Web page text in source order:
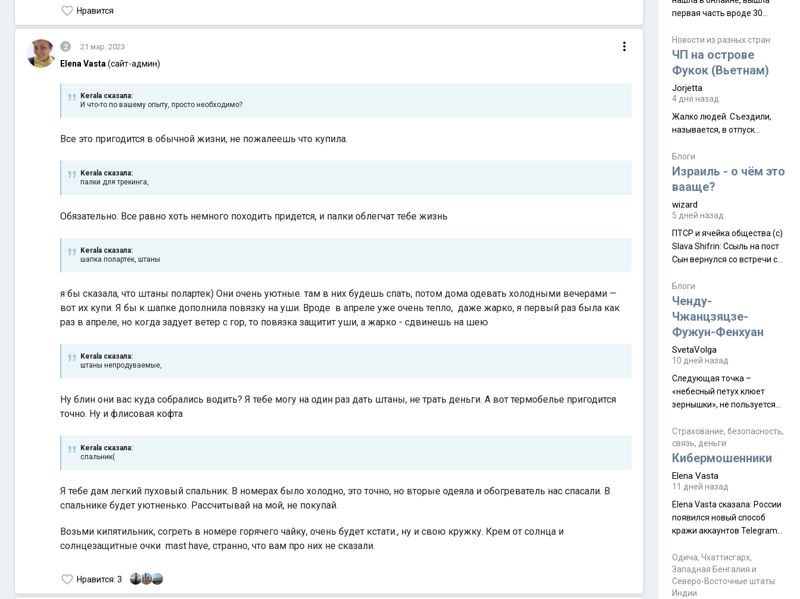
Нравится
2 21 мар. 2023
Elena Vasta (сайт-админ)
Kerala сказалa:
И что-то по вашему опыту, просто необходимо?
Все это пригодится в обычной жизни, не пожалеешь что купила.
Kerala сказалa:
палки для трекинга,
Обязательно. Все равно хоть немного походить придется, и палки облегчат тебе жизнь
Kerala сказалa:
шапка полартек, штаны
я бы сказала, что штаны полартек) Они очень уютные. там в них будешь спать, потом дома одевать холодными вечерами —
вот их купи. Я бы к шапке дополнила повязку на уши. Вроде в апреле уже очень тепло, даже жарко, я первый раз была как
раз в апреле, но когда задует ветер с гор, то повязка защитит уши, а жарко - сдвинешь на шею
Kerala сказалa:
штаны непродуваемые,
Ну блин они вас куда собрались водить? Я тебе могу на один раз дать штаны, не трать деньги. А вот термобелье пригодится
точно. Ну и флисовая кофта
Kerala сказалa:
спальник(
Я тебе дам легкий пуховый спальник. В номерах было холодно, это точно, но вторые одеяла и обогреватель нас спасали. В
спальнике будет уютненько. Рассчитывай на мой, не покупай.
Возьми кипятильник, согреть в номере горячего чайку, очень будет кстати., ну и свою кружку. Крем от солнца и
солнцезащитные очки mast have, странно, что вам про них не сказали.
Нравится: 3
первая часть вроде 30
Дивали 8 ноября.
Новости из разных стран
ЧП на острове
Фукок (Вьетнам)
Jorjetta
4 дня назад
Жалко людей. Съездили,
называется, в отпуск...
Блоги
Израиль - о чём это
вааще?
wizard
5 дней назад
ПТСР и ячейка общества (с)
Slava Shifrin: Ссыль на пост
Сын вернулся со встречи с
уже, как демобилизовались,
а продолжают встречаться
почти каждую неделю) и с
порога сообщил: "Эйтан
разводится!" Эйтан -
мальчик из религиозной
семьи, из тех, кого называют
"вязаные кипы". С 2022-го
Блоги
Ченду-
Чжанцзяцзе-
Фужун-Фенхуан
SvetaVolga
10 дней назад
Следующая точка –
«небесный петух клюет
зернышки», не пользуется
заслужено, и чтобы попасть
на начало тропы показали
водителю карту, иначе
Пошли туда, потому что я
отзывов. По мне – сплошная
физуха, долгий спуск, потом
подъем по этому же пути.
Пока
Страхование, безопасность,
связь, деньги
Кибермошенники
Elena Vasta
11 дней назад
Elena Vasta сказалa: России
появился новый способ
кражи аккаунтов Telegram
Прочитайте! У моих двух
знакомых вот так увели
аккаунты
Одича, Чхаттисгарх,
Западная Бенгалия и
Северо-Восточные штаты
Индии